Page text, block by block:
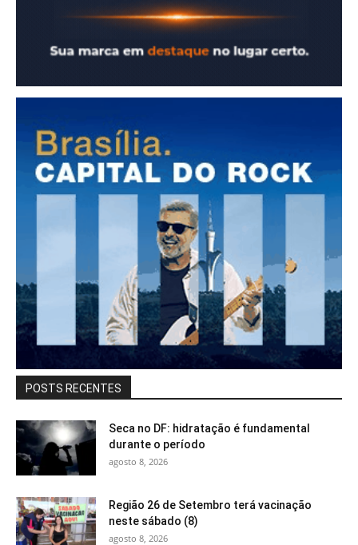
POSTS RECENTES
Seca no DF: hidratação é fundamental
durante o período
agosto 8, 2026
Região 26 de Setembro terá vacinação
neste sábado (8)
agosto 8, 2026